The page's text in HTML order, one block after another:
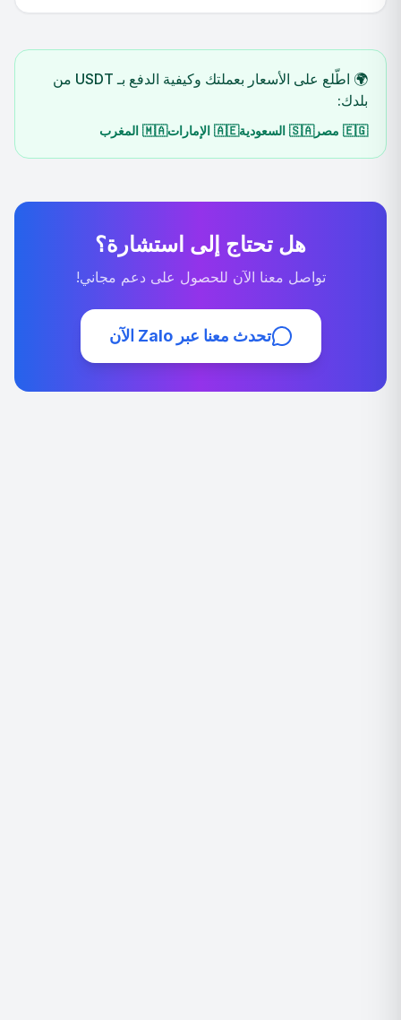
🌍 اطّلع على الأسعار بعملتك وكيفية الدفع بـ USDT من
بلدك:
🇪🇬 مصر🇸🇦 السعودية🇦🇪 الإمارات🇲🇦 المغرب
هل تحتاج إلى استشارة؟
تواصل معنا الآن للحصول على دعم مجاني!
تحدث معنا عبر Zalo الآن